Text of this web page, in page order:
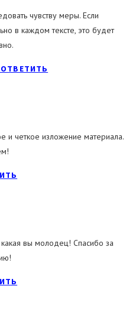
чувству меры. Если
в каждом тексте, это будет
и четкое изложение материала.
вы молодец! Спасибо за